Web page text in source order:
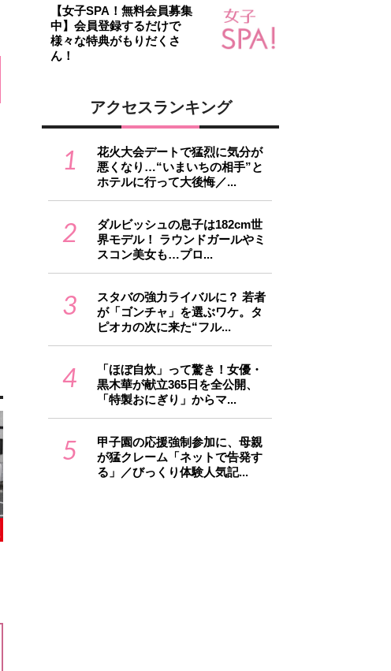
【女子SPA！無料会員募集
中】会員登録するだけで
様々な特典がもりだくさ
ん！
アクセスランキング
1
花火大会デートで猛烈に気分が
悪くなり…“いまいちの相手”と
ホテルに行って大後悔／...
2
ダルビッシュの息子は182cm世
界モデル！ ラウンドガールやミ
スコン美女も…プロ...
3
スタバの強力ライバルに？ 若者
が「ゴンチャ」を選ぶワケ。タ
ピオカの次に来た“フル...
4
「ほぼ自炊」って驚き！女優・
黒木華が献立365日を全公開、
「特製おにぎり」からマ...
5
甲子園の応援強制参加に、母親
が猛クレーム「ネットで告発す
る」／びっくり体験人気記...